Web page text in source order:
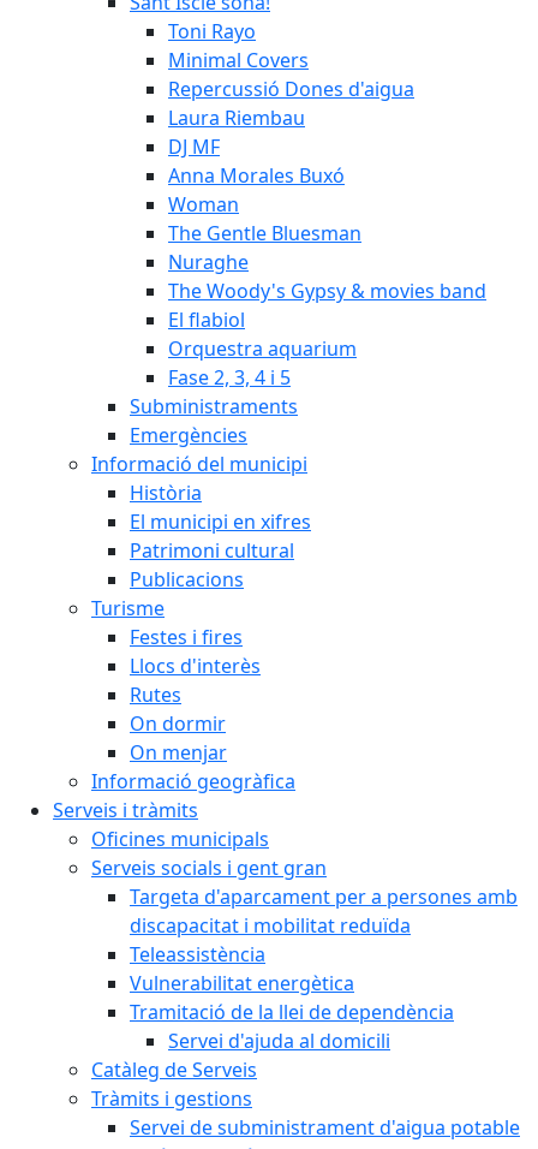
Toni Rayo
Minimal Covers
Repercussió Dones d'aigua
Laura Riembau
DJ MF
Anna Morales Buxó
Woman
The Gentle Bluesman
Nuraghe
The Woody's Gypsy & movies band
El flabiol
Orquestra aquarium
Fase 2, 3, 4 i 5
Subministraments
Emergències
Informació del municipi
Història
El municipi en xifres
Patrimoni cultural
Publicacions
Turisme
Festes i fires
Llocs d'interès
Rutes
On dormir
On menjar
Informació geogràfica
Serveis i tràmits
Oficines municipals
Serveis socials i gent gran
Targeta d'aparcament per a persones amb
discapacitat i mobilitat reduïda
Teleassistència
Vulnerabilitat energètica
Tramitació de la llei de dependència
Servei d'ajuda al domicili
Catàleg de Serveis
Tràmits i gestions
Servei de subministrament d'aigua potable